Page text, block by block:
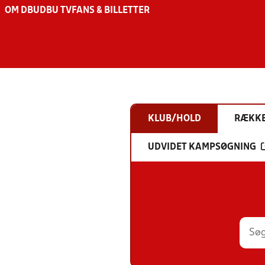
OM DBU DBU TV FANS & BILLETTER
KLUB/HOLD
UDVIDET KAMPSØGNING